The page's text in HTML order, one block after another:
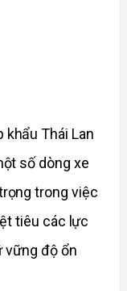
khẩu Thái Lan
số dòng xe
trong việc
tiêu các lực
vững độ ổn